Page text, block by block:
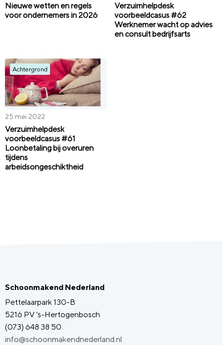
Nieuwe wetten en regels
voor ondernemers in 2026
Verzuimhelpdesk
voorbeeldcasus #62
Werknemer wacht op advies
en consult bedrijfsarts
Achtergrond
25 mei 2022
Verzuimhelpdesk
voorbeeldcasus #61
Loonbetaling bij overuren
tijdens
arbeidsongeschiktheid
Schoonmakend Nederland
Pettelaarpark 130-B
5216 PV 's-Hertogenbosch
(073) 648 38 50
info@schoonmakendnederland.nl